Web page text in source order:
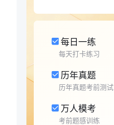
每日一练
每天打卡练习
历年真题
历年真题考前测试
万人模考
考前题感训练